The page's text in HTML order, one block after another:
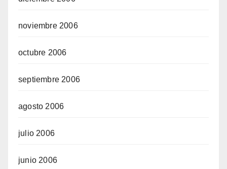
noviembre 2006
octubre 2006
septiembre 2006
agosto 2006
julio 2006
junio 2006